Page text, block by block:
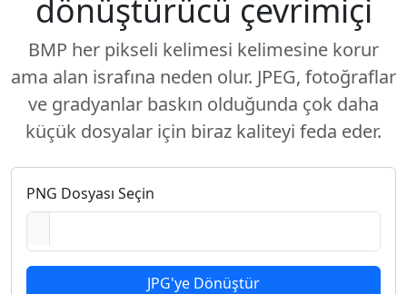
dönüştürücü çevrimiçi
BMP her pikseli kelimesi kelimesine korur
ama alan israfına neden olur. JPEG, fotoğraflar
ve gradyanlar baskın olduğunda çok daha
küçük dosyalar için biraz kaliteyi feda eder.
PNG Dosyası Seçin
JPG'ye Dönüştür